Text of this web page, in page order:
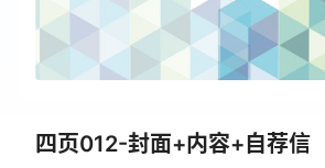
四页012-封面+内容+自荐信